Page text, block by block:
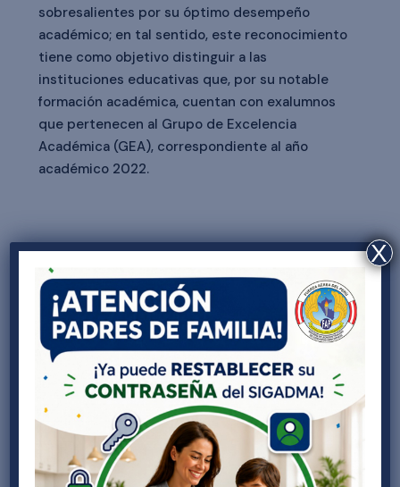
sobresalientes por su óptimo desempeño
académico; en tal sentido, este reconocimiento
tiene como objetivo distinguir a las
instituciones educativas que, por su notable
formación académica, cuentan con exalumnos
que pertenecen al Grupo de Excelencia
Académica (GEA), correspondiente al año
académico 2022.
Enviar comentario
Tu dirección de correo electrónico no será
publicada.
Los campos obligatorios están
marcados con*
X